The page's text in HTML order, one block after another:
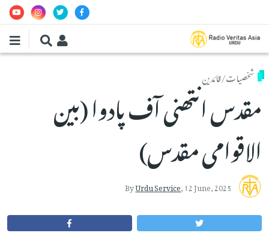
شخصیات/قائدین
مقدس انتھنی آف پادوا (بین
الاقوامی مقدس)
ByUrdu Service,12 June, 2025